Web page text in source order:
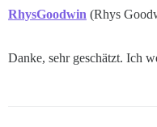
RhysGoodwin (Rhys
Danke, sehr geschätzt. Ich